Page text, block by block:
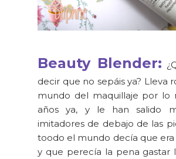
Beauty Blender:
decir que no sepáis ya? Lleva
mundo del maquillaje por lo
años ya, y le han salido
imitadores de debajo de las
toodo el mundo decía que era
y que perecía la pena gastar